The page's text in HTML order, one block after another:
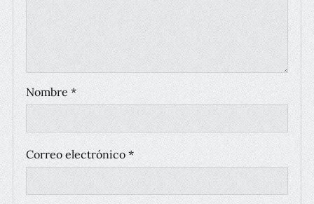
Nombre*
Correo electrónico*